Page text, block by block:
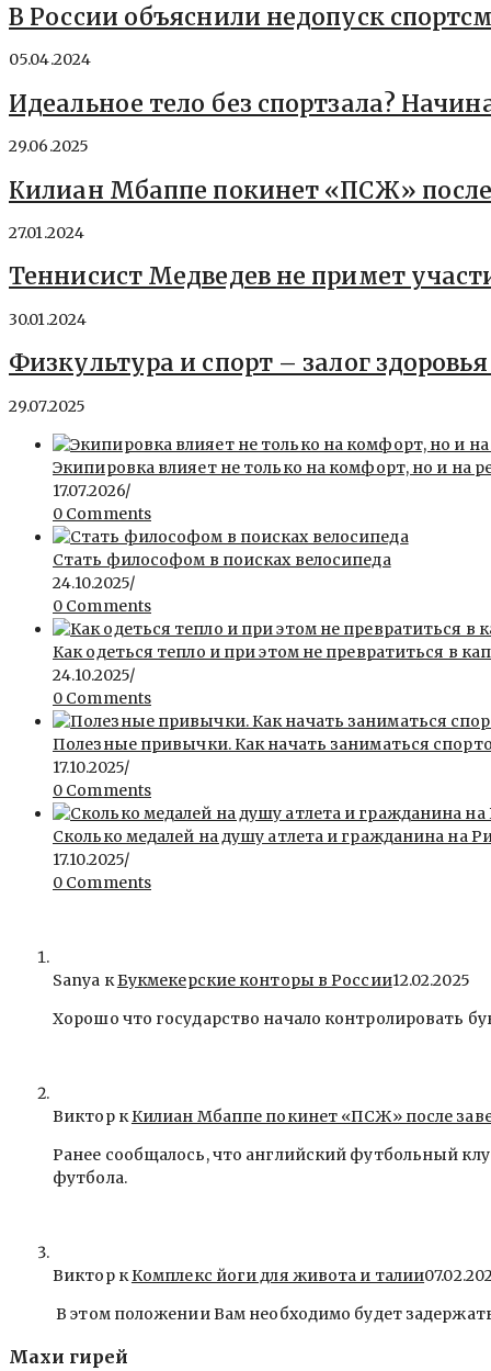
В России объяснили недопуск
05.04.2024
Идеальное тело без спортзала?
29.06.2025
Килиан Мбаппе покинет «ПСЖ»
27.01.2024
Теннисист Медведев не примет
30.01.2024
Физкультура и спорт – залог
29.07.2025
Экипировка влияет не только на комфорт, но и на
17.07.2026/
0 Comments
Стать философом в поисках велосипеда
24.10.2025/
0 Comments
Как одеться тепло и при этом не превратиться в
24.10.2025/
0 Comments
Полезные привычки. Как начать заниматься
17.10.2025/
0 Comments
Сколько медалей на душу атлета и гражданина на
17.10.2025/
0 Comments
Sanya кБукмекерские конторы в России12.02.2025
Хорошо что государство начало контролировать
Виктор кКилиан Мбаппе покинет «ПСЖ» после
Ранее сообщалось, что английский футбольный
футбола.
Виктор кКомплекс йоги для живота и талии
В этом положении Вам необходимо будет
Махи гирей